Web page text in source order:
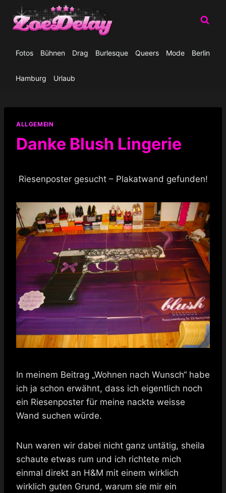
Inhalt
springen
Fotos Bühnen Drag Burlesque Queers Mode Berlin
Hamburg Urlaub
ALLGEMEIN
Danke Blush Lingerie
Riesenposter gesucht – Plakatwand gefunden!
In meinem Beitrag „Wohnen nach Wunsch“ habe
ich ja schon erwähnt, dass ich eigentlich noch
ein Riesenposter für meine nackte weisse
Wand suchen würde.
Nun waren wir dabei nicht ganz untätig, sheila
schaute etwas rum und ich richtete mich
einmal direkt an H&M mit einem wirklich
wirklich guten Grund, warum sie mir ein